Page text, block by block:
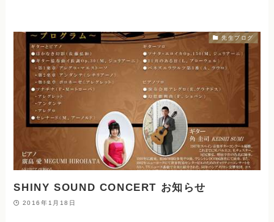
先生ブログ
SHINY SOUND CONCERT お知らせ
2016年1月18日